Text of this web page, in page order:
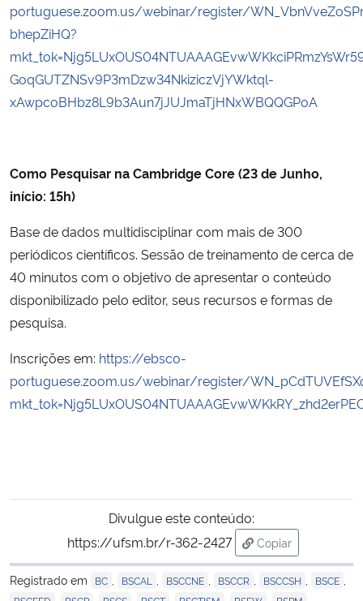
portuguese.zoom.us/webinar/register/
bhepZiHQ?
GoqGUTZNSv9P3mDzw34NkiziczVjYWktql-
xAwpcoBHbz8L9b3Aun7jJUJmaTjHNxWBQQGPoA
Como Pesquisar na Cambridge Core (23 de Junho,
início: 15h)
Base de dados multidisciplinar com mais de 300
periódicos científicos. Sessão de treinamento de cerca de
40 minutos com o objetivo de apresentar o conteúdo
disponibilizado pelo editor, seus recursos e formas de
pesquisa.
Inscrições em: https://ebsco-
portuguese.zoom.us/webinar/register/
Divulgue este conteúdo:
https://ufsm.br/r-362-2427
Copiar
para área de
Registrado em
BC BSCAL BSCCNE BSCCR BSCCSH BSCE